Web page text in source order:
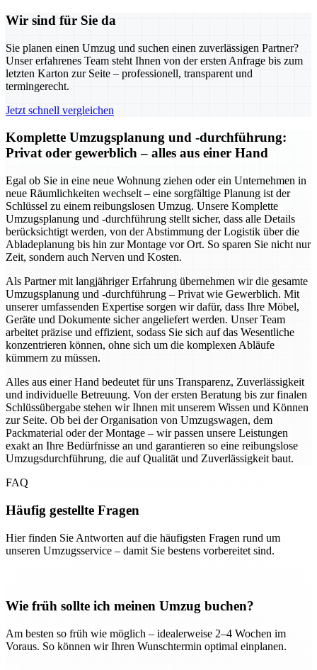
Wir sind für Sie da
Sie planen einen Umzug und suchen einen zuverlässigen Partner?
Unser erfahrenes Team steht Ihnen von der ersten Anfrage bis zum
letzten Karton zur Seite – professionell, transparent und
termingerecht.
Jetzt schnell vergleichen
Komplette Umzugsplanung und -durchführung:
Privat oder gewerblich – alles aus einer Hand
Egal ob Sie in eine neue Wohnung ziehen oder ein Unternehmen in
neue Räumlichkeiten wechselt – eine sorgfältige Planung ist der
Schlüssel zu einem reibungslosen Umzug. Unsere Komplette
Umzugsplanung und -durchführung stellt sicher, dass alle Details
berücksichtigt werden, von der Abstimmung der Logistik über die
Abladeplanung bis hin zur Montage vor Ort. So sparen Sie nicht nur
Zeit, sondern auch Nerven und Kosten.
Als Partner mit langjähriger Erfahrung übernehmen wir die gesamte
Umzugsplanung und -durchführung – Privat wie Gewerblich. Mit
unserer umfassenden Expertise sorgen wir dafür, dass Ihre Möbel,
Geräte und Dokumente sicher angeliefert werden. Unser Team
arbeitet präzise und effizient, sodass Sie sich auf das Wesentliche
konzentrieren können, ohne sich um die komplexen Abläufe
kümmern zu müssen.
Alles aus einer Hand bedeutet für uns Transparenz, Zuverlässigkeit
und individuelle Betreuung. Von der ersten Beratung bis zur finalen
Schlüssübergabe stehen wir Ihnen mit unserem Wissen und Können
zur Seite. Ob bei der Organisation von Umzugswagen, dem
Packmaterial oder der Montage – wir passen unsere Leistungen
exakt an Ihre Bedürfnisse an und garantieren so eine reibungslose
Umzugsdurchführung, die auf Qualität und Zuverlässigkeit baut.
FAQ
Häufig gestellte Fragen
Hier finden Sie Antworten auf die häufigsten Fragen rund um
unseren Umzugsservice – damit Sie bestens vorbereitet sind.
Wie früh sollte ich meinen Umzug buchen?
Am besten so früh wie möglich – idealerweise 2–4 Wochen im
Voraus. So können wir Ihren Wunschtermin optimal einplanen.